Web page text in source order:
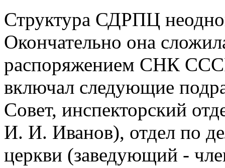
Структура СДРПЦ
Окончательно она
распоряжением СНК
включал следующие
Совет, инспекторский
И. И. Иванов), отдел по
церкви (заведующий -